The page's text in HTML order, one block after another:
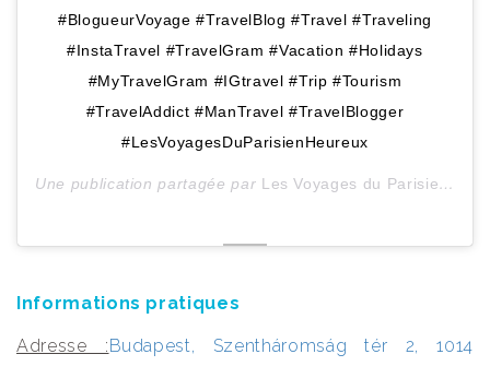
#BlogueurVoyage #TravelBlog #Travel #Traveling
#InstaTravel #TravelGram #Vacation #Holidays
#MyTravelGram #IGtravel #Trip #Tourism
#TravelAddict #ManTravel #TravelBlogger
#LesVoyagesDuParisienHeureux
Une publication partagée par Les Voyages du ParisienHeureux
Informations pratiques
Adresse : Budapest, Szentháromság tér 2, 1014